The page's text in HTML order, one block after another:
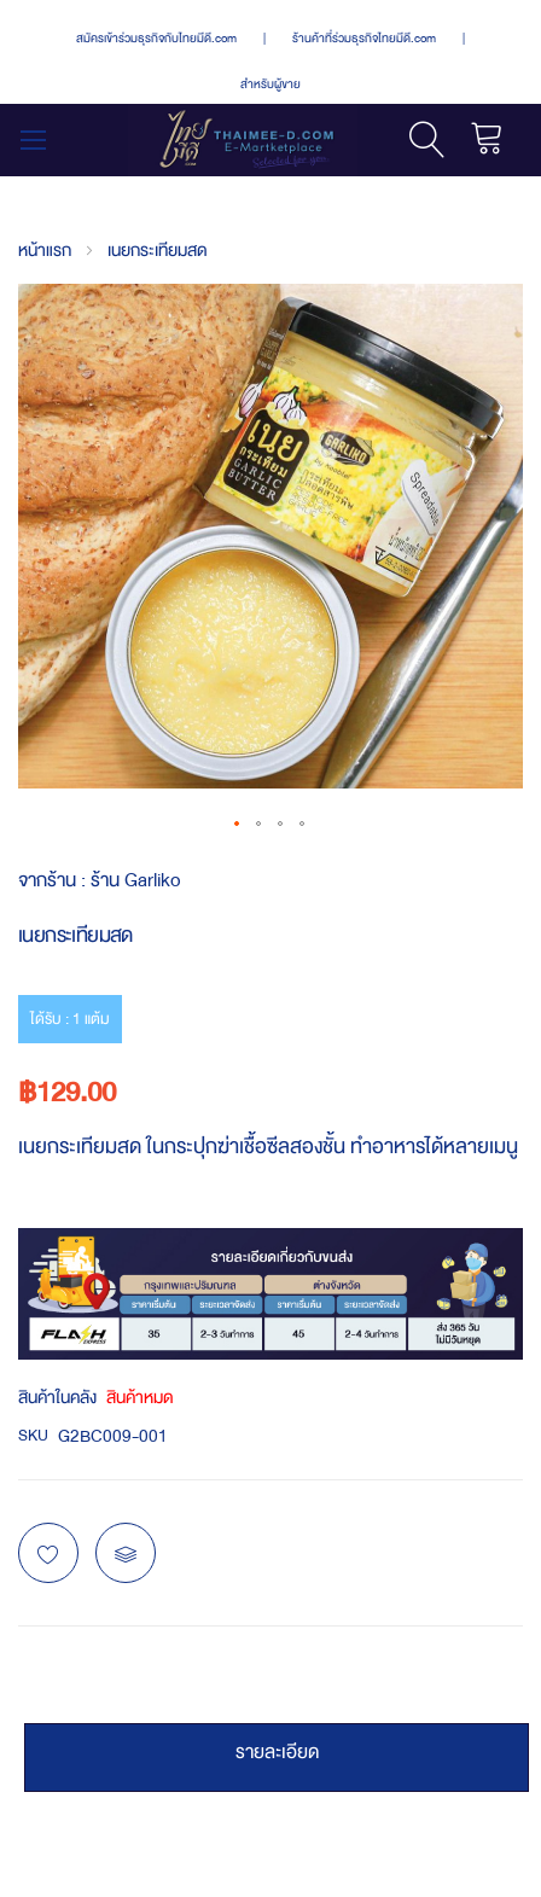
สมัครเข้าร่วมธุรกิจกับไทยมีดี.com | ร้านค้าที่ร่วมธุรกิจไทยมีดี.com |
สำหรับผู้ขาย
หน้าแรก เนยกระเทียมสด
Skip
to
the
end
of
the
images
gallery
to
beginning
the
images
gallery
จากร้าน :ร้าน Garliko
เนยกระเทียมสด
ได้รับ : 1 แต้ม
฿129.00
เนยกระเทียมสด ในกระปุกฆ่าเชื้อซีลสองชั้น ทำอาหารได้หลายเมนู
สินค้าในคลัง สินค้าหมด
SKU G2BC009-001
รายละเอียด